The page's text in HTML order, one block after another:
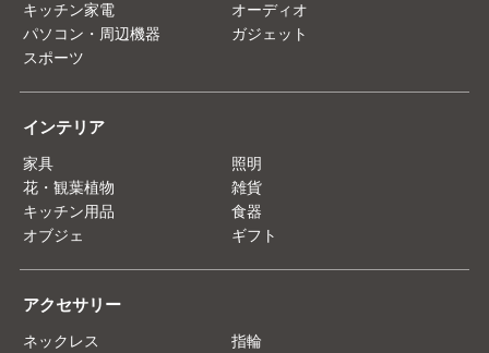
キッチン家電
オーディオ
パソコン・周辺機器
ガジェット
スポーツ
インテリア
家具
照明
花・観葉植物
雑貨
キッチン用品
食器
オブジェ
ギフト
アクセサリー
ネックレス
指輪